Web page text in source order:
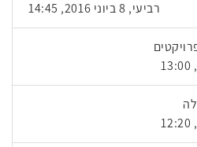
רביעי, 8 ביוני 2016, 14:45